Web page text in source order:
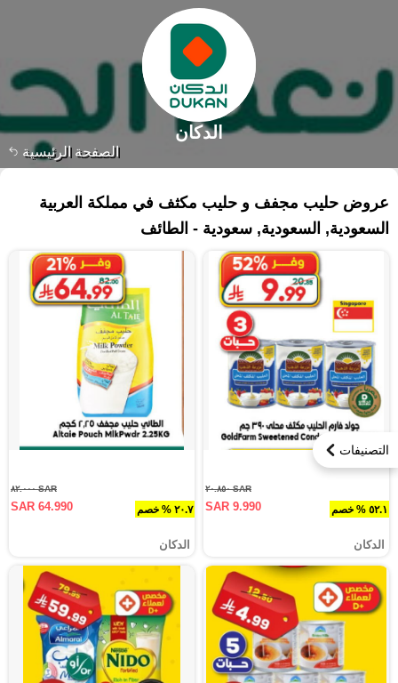
الصفحة الرئيسية
الدكان
التصنيفات
عروض حليب مجفف و حليب مكثف في مملكة العربية
السعودية, السعودية, سعودية - الطائف
٥٢.١ % خصم
SAR ٢٠.٨٥٠
SAR 9.990
الدكان
٢٠.٧ % خصم
SAR ٨٢.٠٠٠
SAR 64.990
الدكان